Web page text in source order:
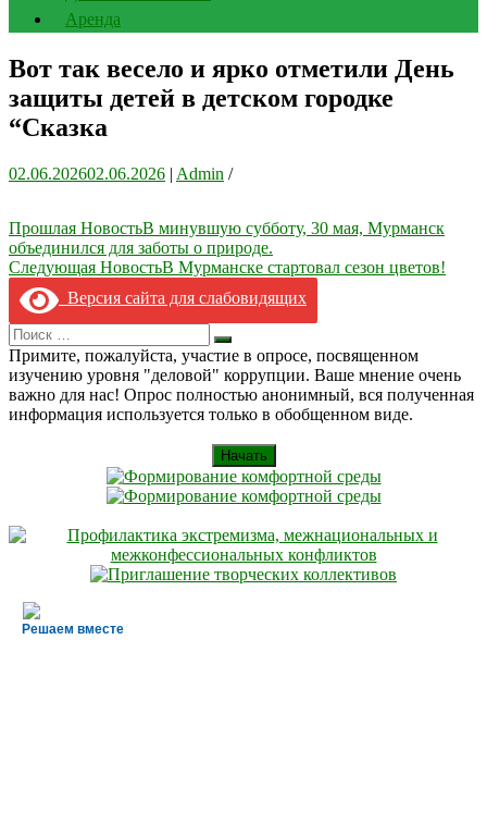
Аренда
Вот так весело и ярко отметили День
защиты детей в детском городке
“Сказка
02.06.202602.06.2026 | Admin /
Навигация
по
записям
Прошлая НовостьВ минувшую субботу, 30 мая, Мурманск
объединился для заботы о природе.
Следующая НовостьВ Мурманске стартовал сезон цветов!
Версия сайта для слабовидящих
Search
for:
Искать
Примите, пожалуйста, участие в опросе, посвященном
изучению уровня "деловой" коррупции. Ваше мнение очень
важно для нас! Опрос полностью анонимный, вся полученная
информация используется только в обобщенном виде.
Начать
Решаем вместе